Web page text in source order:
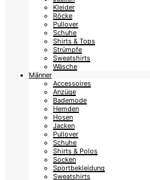
Kleider
Röcke
Pullover
Schuhe
Shirts & Tops
Strümpfe
Sweatshirts
Wäsche
Männer
Accessoires
Anzüge
Bademode
Hemden
Hosen
Jacken
Pullover
Schuhe
Shirts & Polos
Socken
Sportbekleidung
Sweatshirts